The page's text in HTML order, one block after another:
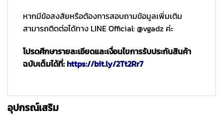
หากมีข้อสงสัยหรือต้องการสอบถามข้อมูลเพิ่มเติม
สามารถติดต่อได้ทาง LINE Official: @vgadz ค่ะ
โปรดศึกษารายละเอียดและเงื่อนไขการรับประกันสินค้า
ฉบับเต็มได้ที่:https://bit.ly/2Tt2Rr7
อุปกรณ์เสริม